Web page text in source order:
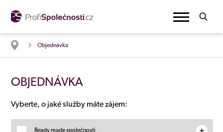
Objednávka
OBJEDNÁVKA
Vyberte, o jaké služby máte zájem:
Ready made společnosti